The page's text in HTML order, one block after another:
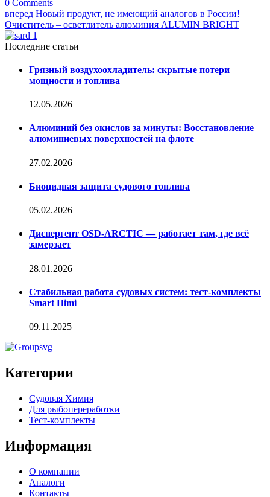
0 Comments
Навигация
по
записям
вперед Новый продукт, не имеющий аналогов в России!
Очиститель – осветлитель алюминия ALUMIN BRIGHT
Последние статьи
Грязный воздухоохладитель: скрытые потери
мощности и топлива
12.05.2026
Алюминий без окислов за минуты: Восстановление
алюминиевых поверхностей на флоте
27.02.2026
Биоцидная защита судового топлива
05.02.2026
Диспергент OSD-ARCTIC — работает там, где всё
замерзает
28.01.2026
Стабильная работа судовых систем: тест-комплекты
Smart Himi
09.11.2025
Категории
Судовая Химия
Для рыбопереработки
Тест-комплекты
Информация
О компании
Аналоги
Контакты